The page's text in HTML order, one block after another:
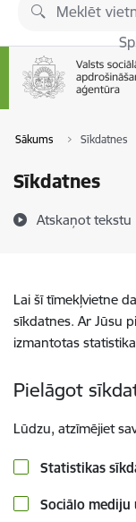
Pāriet uz lapas
Sākums Sīkdatnes
Sīkdatnes
Atskaņot tekstu
Lai šī tīmekļvietne
sīkdatnes. Ar Jūsu
izmantotas
Pielāgot
Lūdzu, atzīmējiet
Statistikas
Sociālo